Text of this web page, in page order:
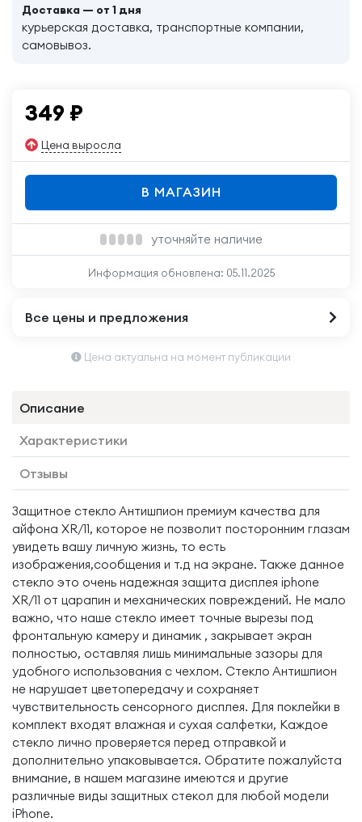
Доставка — от 1 дня
курьерская доставка, транспортные компании,
самовывоз.
349 ₽
Цена выросла
В МАГАЗИН
уточняйте наличие
Информация обновлена: 05.11.2025
Все цены и предложения
Цена актуальна на момент публикации
Описание
Характеристики
Отзывы
Защитное стекло Антишпион премиум качества для
айфона XR/11, которое не позволит посторонним глазам
увидеть вашу личную жизнь, то есть
изображения,сообщения и т.д на экране. Также данное
стекло это очень надежная защита дисплея iphone
XR/11 от царапин и механических повреждений. Не мало
важно, что наше стекло имеет точные вырезы под
фронтальную камеру и динамик , закрывает экран
полностью, оставляя лишь минимальные зазоры для
удобного использования с чехлом. Стекло Антишпион
не нарушает цветопередачу и сохраняет
чувствительность сенсорного дисплея. Для поклейки в
комплект входят влажная и сухая салфетки, Каждое
стекло лично проверяется перед отправкой и
дополнительно упаковывается. Обратите пожалуйста
внимание, в нашем магазине имеются и другие
различные виды защитных стекол для любой модели
iPhone.